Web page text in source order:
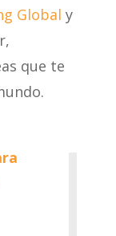
Global y
que te